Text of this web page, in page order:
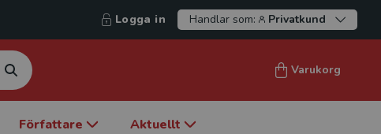
Logga in Handlar som: Privatkund
Varukorg
Författare Aktuellt